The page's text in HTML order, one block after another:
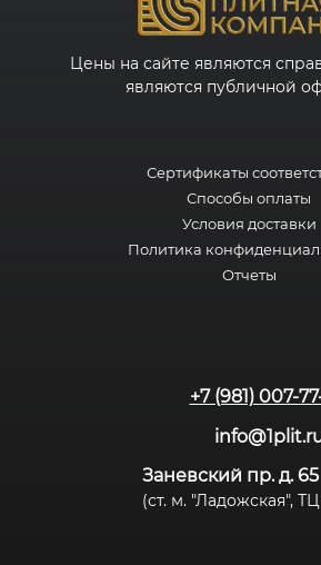
Цены на сайте являются
являются публичной
Сертификаты
Способы оплаты
Условия доставки
Политика
Отчеты
+7 (981) 007-
Заневский пр. д. 65
(ст. м. "Ладожская",